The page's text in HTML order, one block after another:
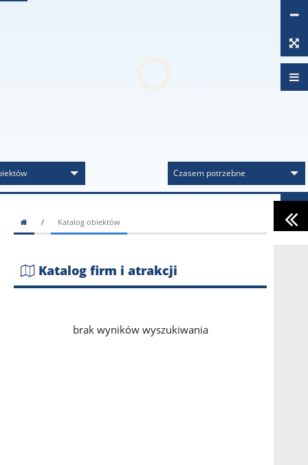
Czasem potrzebne
/ Katalog obiektów
Katalog firm i atrakcji
brak wyników wyszukiwania